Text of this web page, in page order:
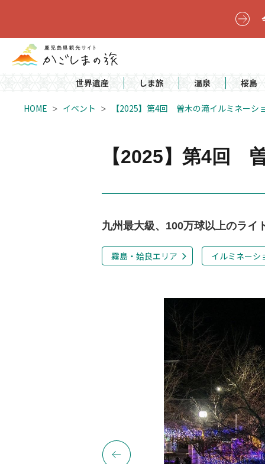
世界遺産 しま旅 温泉 桜島
HOME イベント 【2025】第4回 曽木の滝イルミネーシ
【2025】第4回
九州最大級、100万球以上のライ
霧島・姶良エリア イルミネーシ